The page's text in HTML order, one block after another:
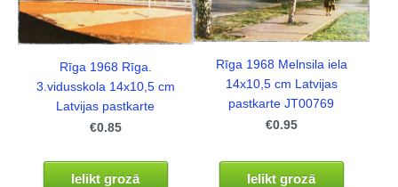
Rīga 1968 Rīga.
3.vidusskola 14x10,5 cm
Latvijas pastkarte
€0.85
Ielikt grozā
Rīga 1968 Melnsila iela
14x10,5 cm Latvijas
pastkarte JT00769
€0.95
Ielikt grozā